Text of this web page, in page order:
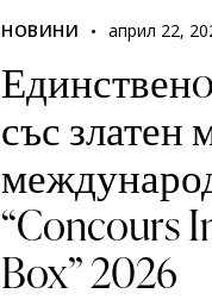
НОВИНИ април 22,
със златен
“Concours
Box” 2026